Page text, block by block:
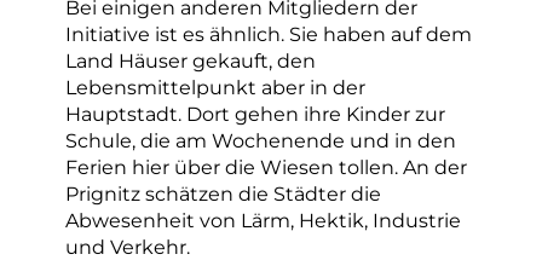
Bei einigen anderen Mitgliedern der
Initiative ist es ähnlich. Sie haben auf dem
Land Häuser gekauft, den
Lebensmittelpunkt aber in der
Hauptstadt. Dort gehen ihre Kinder zur
Schule, die am Wochenende und in den
Ferien hier über die Wiesen tollen. An der
Prignitz schätzen die Städter die
Abwesenheit von Lärm, Hektik, Industrie
und Verkehr.